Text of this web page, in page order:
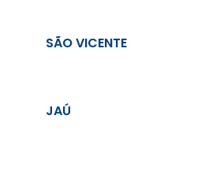
SÃO VICENTE
JAÚ